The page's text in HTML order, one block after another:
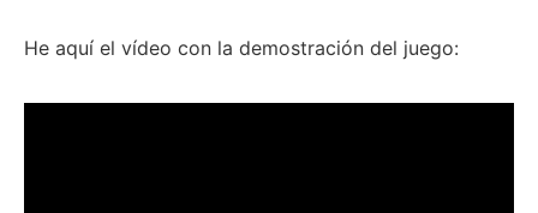
He aquí el vídeo con la demostración del juego: